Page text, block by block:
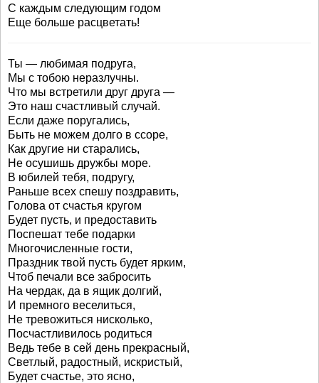
С каждым следующим годом
Еще больше расцветать!
Ты — любимая подруга,
Мы с тобою неразлучны.
Что мы встретили друг друга —
Это наш счастливый случай.
Если даже поругались,
Быть не можем долго в ссоре,
Как другие ни старались,
Не осушишь дружбы море.
В юбилей тебя, подругу,
Раньше всех спешу поздравить,
Голова от счастья кругом
Будет пусть, и предоставить
Поспешат тебе подарки
Многочисленные гости,
Праздник твой пусть будет ярким,
Чтоб печали все забросить
На чердак, да в ящик долгий,
И премного веселиться,
Не тревожиться нисколько,
Посчастливилось родиться
Ведь тебе в сей день прекрасный,
Светлый, радостный, искристый,
Будет счастье, это ясно,